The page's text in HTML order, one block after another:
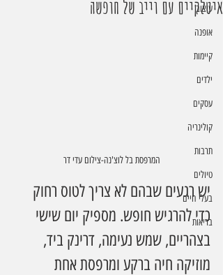
עיצוב
אופנה
קיימות
ילדים
עסקים
קולינריה
תרבות
טיולים
בעלי חיים
בריאות
איטלקיים עם וייב של חופשה
המרפסת בל לוצ'נה-צילום עדי דר
יש רגעים שבהם לא צריך לטוס רחוק
כדי להרגיש חופש. מספיק יום שישי
בצהריים, שמש נעימה, דרינק ביד,
מוזיקה חיה ברקע ומרפסת אחת